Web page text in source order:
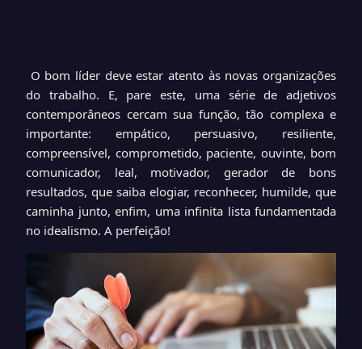
O bom líder deve estar atento às novas organizações
do trabalho. E, pare este, uma série de adjetivos
contemporâneos cercam sua função, tão complexa e
importante: empático, persuasivo, resiliente,
compreensível, comprometido, paciente, ouvinte, bom
comunicador, leal, motivador, gerador de bons
resultados, que saiba elogiar, reconhecer, humilde, que
caminha junto, enfim, uma infinita lista fundamentada
no idealismo. A perfeição!